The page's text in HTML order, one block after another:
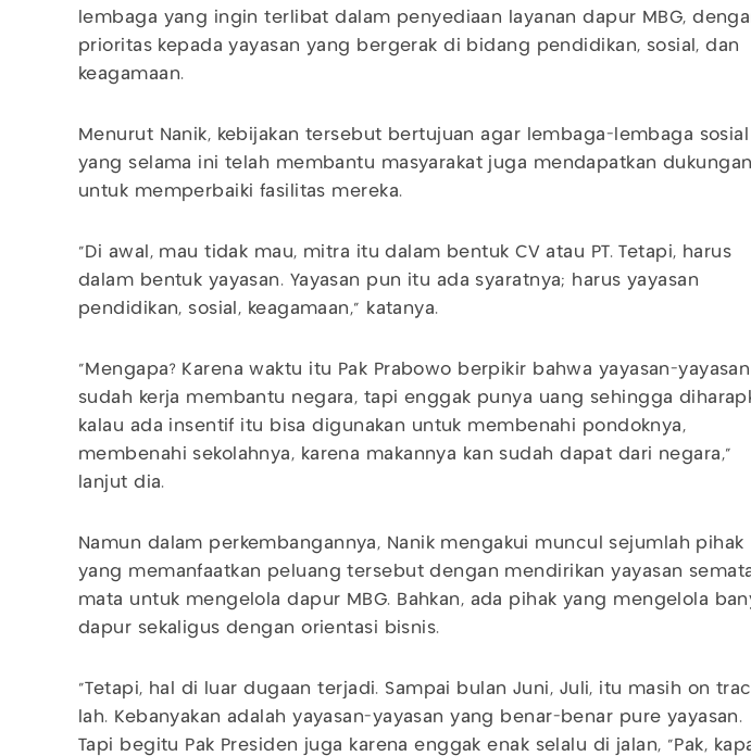
lembaga yang ingin terlibat dalam penyediaan layanan dapur MBG,
prioritas kepada yayasan yang bergerak di bidang pendidikan, sosial, dan
keagamaan.
Menurut Nanik, kebijakan tersebut bertujuan agar lembaga-lembaga sosial
yang selama ini telah membantu masyarakat juga mendapatkan dukungan
untuk memperbaiki fasilitas mereka.
"Di awal, mau tidak mau, mitra itu dalam bentuk CV atau PT. Tetapi, harus
dalam bentuk yayasan. Yayasan pun itu ada syaratnya; harus yayasan
pendidikan, sosial, keagamaan," katanya.
"Mengapa? Karena waktu itu Pak Prabowo berpikir bahwa yayasan-
sudah kerja membantu negara, tapi enggak punya uang sehingga
kalau ada insentif itu bisa digunakan untuk membenahi pondoknya,
membenahi sekolahnya, karena makannya kan sudah dapat dari negara,"
lanjut dia.
Namun dalam perkembangannya, Nanik mengakui muncul sejumlah pihak
yang memanfaatkan peluang tersebut dengan mendirikan yayasan
mata untuk mengelola dapur MBG. Bahkan, ada pihak yang mengelola
dapur sekaligus dengan orientasi bisnis.
"Tetapi, hal di luar dugaan terjadi. Sampai bulan Juni, Juli, itu masih on
lah. Kebanyakan adalah yayasan-yayasan yang benar-benar pure yayasan.
Tapi begitu Pak Presiden juga karena enggak enak selalu di jalan, "Pak,